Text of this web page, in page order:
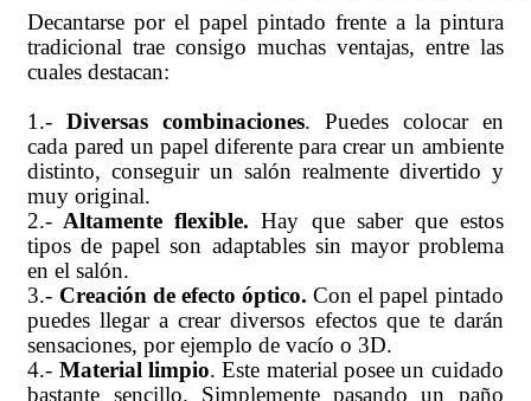
Decantarse por el papel pintado frente a la pintura
tradicional trae consigo muchas ventajas, entre las
cuales destacan:
1.-Diversas combinaciones. Puedes colocar en
cada pared un papel diferente para crear un ambiente
distinto, conseguir un salón realmente divertido y
muy original.
2.- Altamente flexible. Hay que saber que estos
tipos de papel son adaptables sin mayor problema
en el salón.
3.- Creación de efecto óptico. Con el papel pintado
puedes llegar a crear diversos efectos que te darán
sensaciones, por ejemplo de vacío o 3D.
4.- Material limpio. Este material posee un cuidado
bastante sencillo. Simplemente pasando un paño